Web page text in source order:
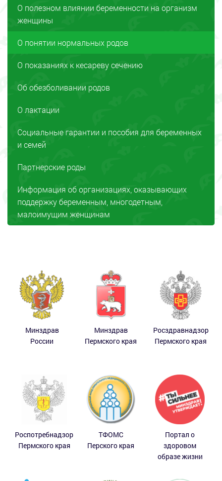
О полезном влиянии беременности на организм
женщины
О понятии нормальных родов
О показаниях к кесареву сечению
Об обезболивании родов
О лактации
Социальные гарантии и пособия для беременных
и семей
Партнерские роды
Информация об организациях, оказывающих
поддержку беременным, многодетным,
малоимущим женщинам
Минздрав
России
Минздрав
Пермского края
Росздравнадзор
Пермского края
Роспотребнадзор
Пермского края
ТФОМС
Перского края
Портал о
здоровом
образе жизни